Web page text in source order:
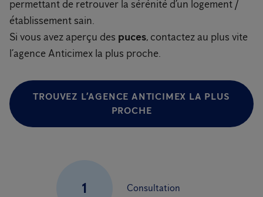
permettant de retrouver la sérénité d’un logement /
établissement sain.
Si vous avez aperçu des puces, contactez au plus vite
l’agence Anticimex la plus proche.
TROUVEZ L’AGENCE ANTICIMEX LA PLUS
PROCHE
1 Consultation